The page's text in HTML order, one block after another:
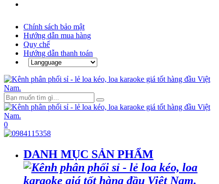
Chính sách bảo mật
Hướng dẫn mua hàng
Quy chế
Hướng dẫn thanh toán
0
DANH MỤC SẢN PHẨM